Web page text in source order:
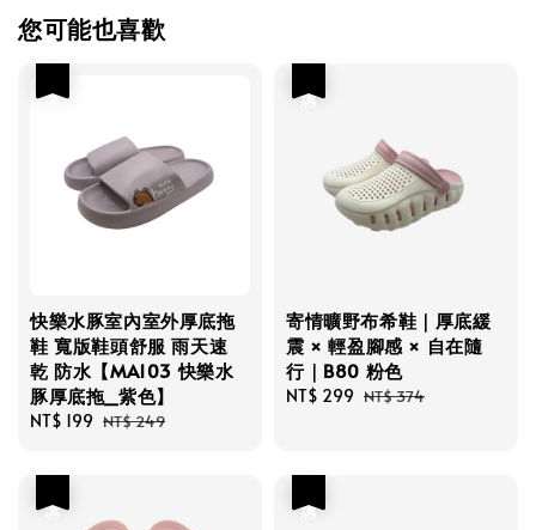
您可能也喜歡
快樂水豚室內室外厚底拖
鞋 寬版鞋頭舒服 雨天速
乾 防水【MA103 快樂水
豚厚底拖_紫色】
Sale
NT$ 199 Regular
NT$ 249
寄情曠野布希鞋｜厚底緩
震 × 輕盈腳感 × 自在隨
行｜B80 粉色
Sale
NT$ 299 Regular
NT$ 374